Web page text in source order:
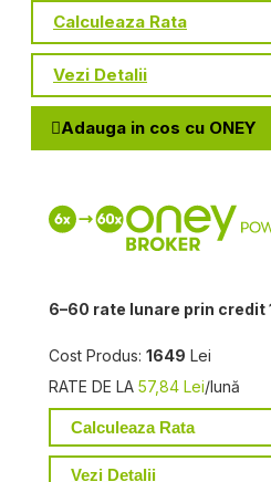
Calculeaza Rata
Vezi Detalii
Adauga in cos cu ONEY
6–60 rate lunare prin credit
Cost Produs: 1649 Lei
RATE DE LA 57,84 Lei/lună
Calculeaza Rata
Vezi Detalii